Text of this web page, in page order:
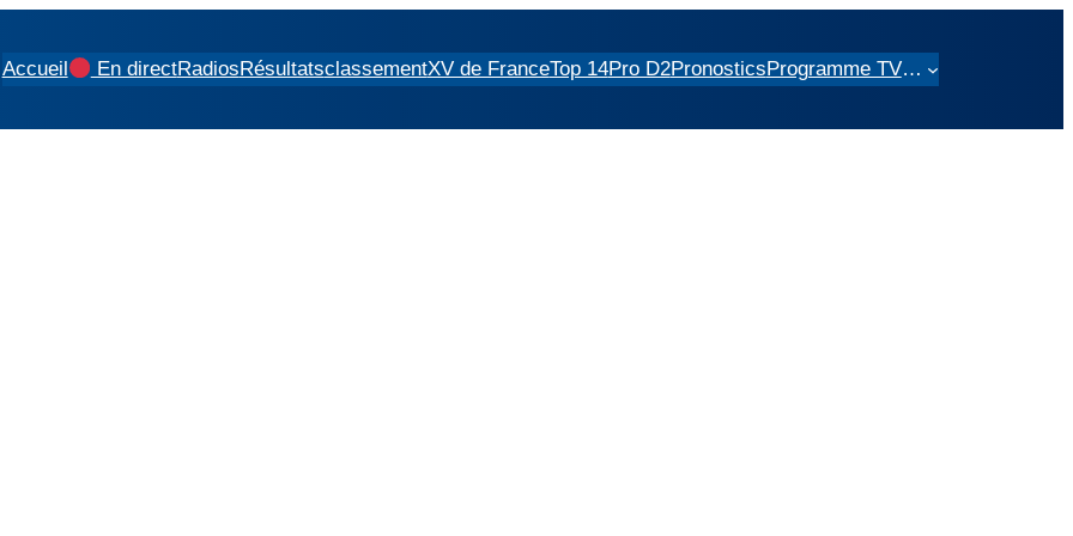
Accueil En directRadiosRésultatsclassementXV de FranceTop 14Pro D2PronosticsProgramme TV…